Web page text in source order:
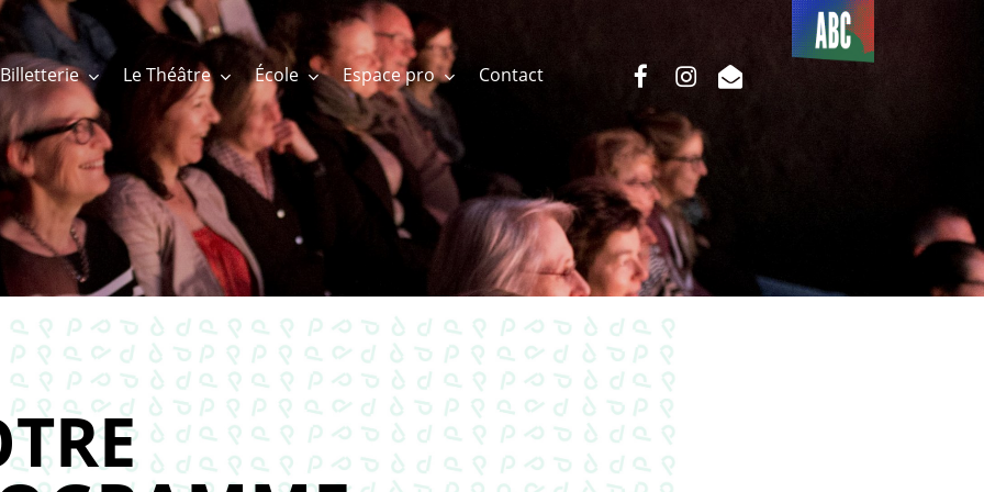
Billetterie Le Théâtre École Espace pro Contact
Du côté
de l’ABC
facebookinstagram
email